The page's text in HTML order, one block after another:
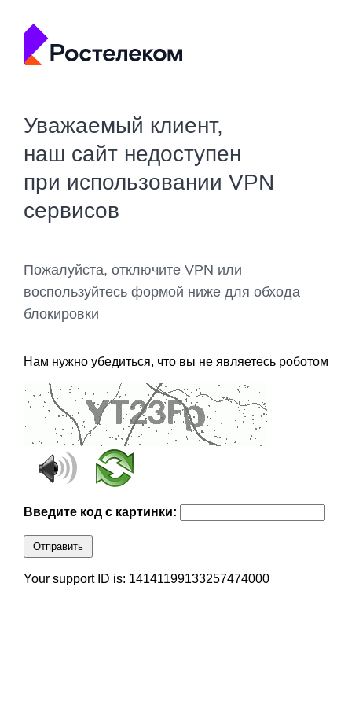
Уважаемый клиент,
наш сайт недоступен
при использовании VPN
сервисов
Пожалуйста, отключите VPN или
воспользуйтесь формой ниже для обхода
блокировки
Нам нужно убедиться, что вы не являетесь роботом
Введите код с картинки:
Отправить
Your support ID is: 14141199133257474000